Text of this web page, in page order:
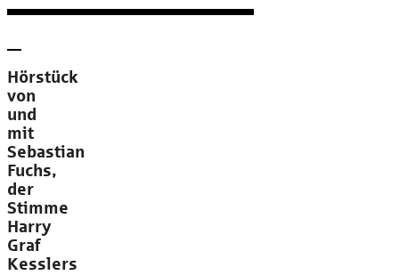
Hörstück
von
und
mit
Sebastian
Fuchs,
der
Stimme
Harry
Graf
Kesslers